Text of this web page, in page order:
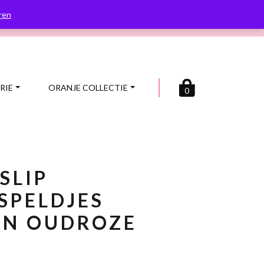
na
0
ORANJE COLLECTIE
OUDROZE